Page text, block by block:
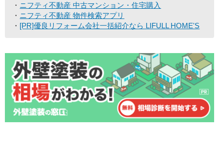
ニフティ不動産 中古マンション・住宅購入
ニフティ不動産 物件検索アプリ
[PR]優良リフォーム会社一括紹介なら LIFULL HOME'S